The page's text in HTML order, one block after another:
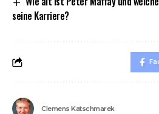
seine Karriere?
Clemens Katschmarek